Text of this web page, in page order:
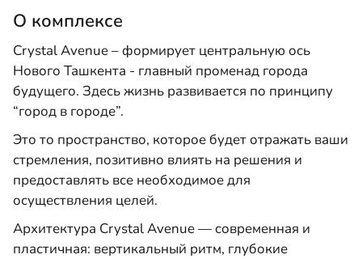
О комплексе
Crystal Avenue – формирует центральную ось
Нового Ташкента - главный променад города
будущего. Здесь жизнь развивается по принципу
“город в городе”.
Это то пространство, которое будет отражать ваши
стремления, позитивно влиять на решения и
предоставлять все необходимое для
осуществления целей.
Архитектура Crystal Avenue — современная и
пластичная: вертикальный ритм, глубокие